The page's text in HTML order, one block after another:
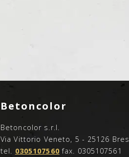
Betoncolor
Betoncolor s.r.l.
Via Vittorio Veneto, 5 - 25126
tel. 0305107560fax. 0305107561